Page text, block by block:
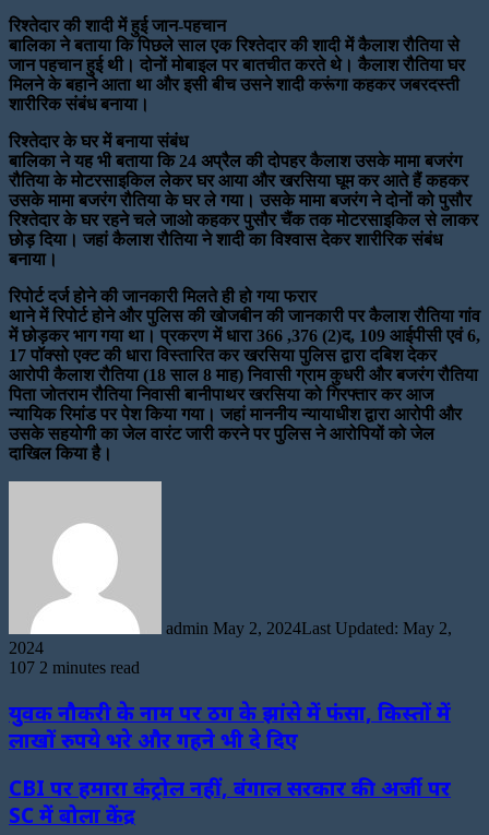
रिश्तेदार की शादी में हुई जान-पहचान
बालिका ने बताया कि पिछले साल एक रिश्तेदार की शादी में कैलाश रौतिया से
जान पहचान हुई थी। दोनों मोबाइल पर बातचीत करते थे। कैलाश रौतिया घर
मिलने के बहाने आता था और इसी बीच उसने शादी करूंगा कहकर जबरदस्ती
शारीरिक संबंध बनाया।
रिश्तेदार के घर में बनाया संबंध
बालिका ने यह भी बताया कि 24 अप्रैल की दोपहर कैलाश उसके मामा बजरंग
रौतिया के मोटरसाइकिल लेकर घर आया और खरसिया घूम कर आते हैं कहकर
उसके मामा बजरंग रौतिया के घर ले गया। उसके मामा बजरंग ने दोनों को पुसौर
रिश्तेदार के घर रहने चले जाओ कहकर पुसौर चैंक तक मोटरसाइकिल से लाकर
छोड़ दिया। जहां कैलाश रौतिया ने शादी का विश्वास देकर शारीरिक संबंध
बनाया।
रिपोर्ट दर्ज होने की जानकारी मिलते ही हो गया फरार
थाने में रिपोर्ट होने और पुलिस की खोजबीन की जानकारी पर कैलाश रौतिया गांव
में छोड़कर भाग गया था। प्रकरण में धारा 366 ,376 (2)द, 109 आईपीसी एवं 6,
17 पॉक्सो एक्ट की धारा विस्तारित कर खरसिया पुलिस द्वारा दबिश देकर
आरोपी कैलाश रौतिया (18 साल 8 माह) निवासी ग्राम कुधरी और बजरंग रौतिया
पिता जोतराम रौतिया निवासी बानीपाथर खरसिया को गिरफ्तार कर आज
न्यायिक रिमांड पर पेश किया गया। जहां माननीय न्यायाधीश द्वारा आरोपी और
उसके सहयोगी का जेल वारंट जारी करने पर पुलिस ने आरोपियों को जेल
दाखिल किया है।
admin May 2, 2024Last Updated: May 2,
2024
107 2 minutes read
युवक नौकरी के नाम पर ठग के झांसे में फंसा, किस्तों में
लाखों रुपये भरे और गहने भी दे दिए
CBI पर हमारा कंट्रोल नहीं, बंगाल सरकार की अर्जी पर
SC में बोला केंद्र